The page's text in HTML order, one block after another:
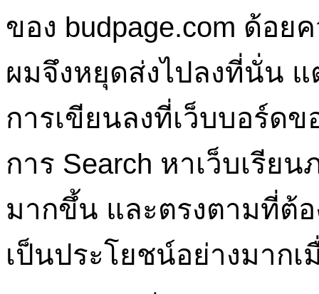
ของ budpage.com ด้อ
ผมจึงหยุดส่งไปลงที่นั่น
การเขียนลงที่เว็บบอร์ดข
การ Search หาเว็บเรีย
มากขึ้น และตรงตามที่ต้
เป็นประโยชน์อย่างมาก